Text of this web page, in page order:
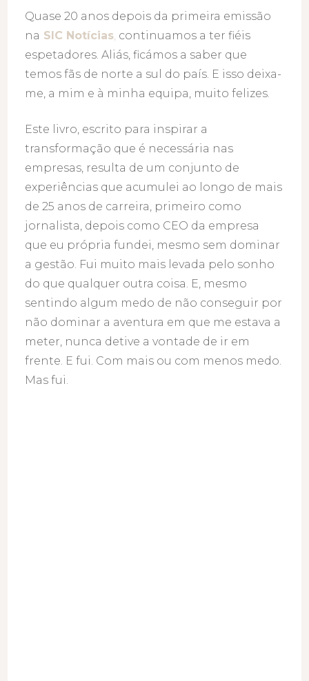
Quase 20 anos depois da primeira emissão
na SIC Notícias, continuamos a ter fiéis
espetadores. Aliás, ficámos a saber que
temos fãs de norte a sul do país. E isso deixa-
me, a mim e à minha equipa, muito felizes.
Este livro, escrito para inspirar a
transformação que é necessária nas
empresas, resulta de um conjunto de
experiências que acumulei ao longo de mais
de 25 anos de carreira, primeiro como
jornalista, depois como CEO da empresa
que eu própria fundei, mesmo sem dominar
a gestão. Fui muito mais levada pelo sonho
do que qualquer outra coisa. E, mesmo
sentindo algum medo de não conseguir por
não dominar a aventura em que me estava a
meter, nunca detive a vontade de ir em
frente. E fui. Com mais ou com menos medo.
Mas fui.